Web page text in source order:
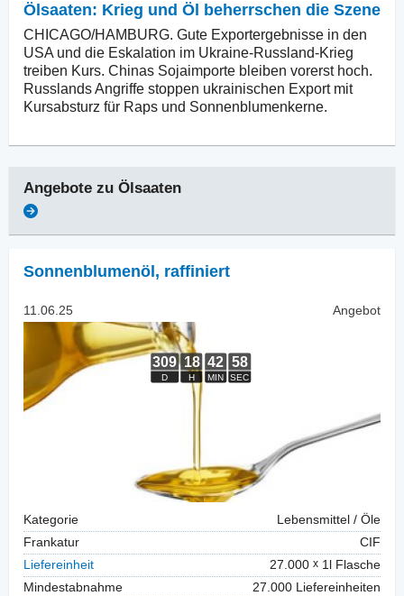
Ölsaaten: Krieg und Öl beherrschen die Szene
CHICAGO/HAMBURG. Gute Exportergebnisse in den
USA und die Eskalation im Ukraine-Russland-Krieg
treiben Kurs. Chinas Sojaimporte bleiben vorerst hoch.
Russlands Angriffe stoppen ukrainischen Export mit
Kursabsturz für Raps und Sonnenblumenkerne.
Angebote zu Ölsaaten
Sonnenblumenöl , raffiniert
11.06.25 Angebot
Kategorie
Lebensmittel / Öle
Frankatur
CIF
Liefereinheit
27.000
1l Flasche
Mindestabnahme
27.000 Liefereinheiten